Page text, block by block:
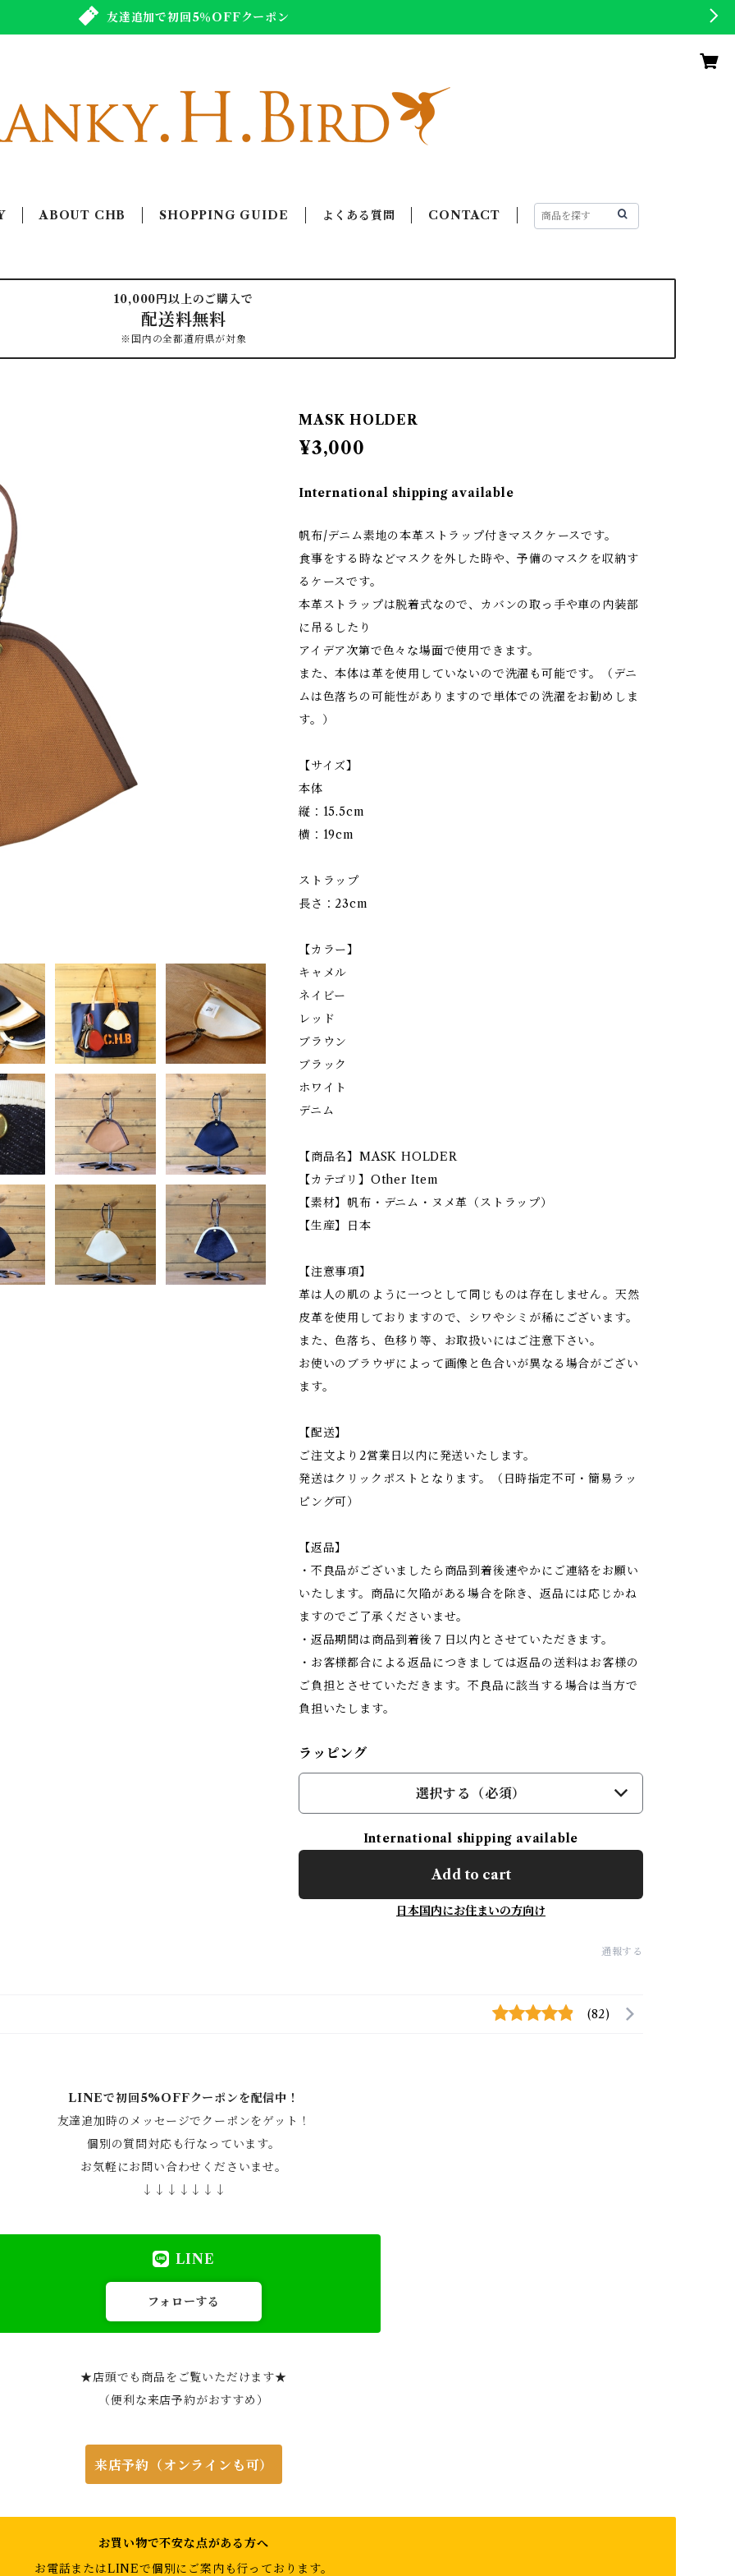
友達追加で初回5％OFFクーポン
ABOUT CHB SHOPPING GUIDE よくある質問 CONTACT
10,000円以上のご購入で
配送料無料
※国内の全都道府県が対象
MASK HOLDER
¥3,000
International shipping available
帆布/デニム素地の本革ストラップ付きマスクケースです。
食事をする時などマスクを外した時や、予備のマスクを収納す
るケースです。
本革ストラップは脱着式なので、カバンの取っ手や車の内装部
に吊るしたり
アイデア次第で色々な場面で使用できます。
また、本体は革を使用していないので洗濯も可能です。（デニ
ムは色落ちの可能性がありますので単体での洗濯をお勧めしま
す。）
【サイズ】
本体
縦：15.5cm
横：19cm
ストラップ
長さ：23cm
【カラー】
キャメル
ネイビー
レッド
ブラウン
ブラック
ホワイト
デニム
【商品名】MASK HOLDER
【カテゴリ】Other Item
【素材】帆布・デニム・ヌメ革（ストラップ）
【生産】日本
【注意事項】
革は人の肌のように一つとして同じものは存在しません。天然
皮革を使用しておりますので、シワやシミが稀にございます。
また、色落ち、色移り等、お取扱いにはご注意下さい。
お使いのブラウザによって画像と色合いが異なる場合がござい
ます。
【配送】
ご注文より2営業日以内に発送いたします。
発送はクリックポストとなります。（日時指定不可・簡易ラッ
ピング可）
【返品】
・不良品がございましたら商品到着後速やかにご連絡をお願い
いたします。商品に欠陥がある場合を除き、返品には応じかね
ますのでご了承くださいませ。
・返品期間は商品到着後７日以内とさせていただきます。
・お客様都合による返品につきましては返品の送料はお客様の
ご負担とさせていただきます。不良品に該当する場合は当方で
負担いたします。
ラッピング
選択する（必須）
International shipping available
Add to cart
日本国内にお住まいの方向け
通報する
(82)
LINEで初回5%OFFクーポンを配信中！
友達追加時のメッセージでクーポンをゲット！
個別の質問対応も行なっています。
お気軽にお問い合わせくださいませ。
↓↓↓↓↓↓↓
LINE
フォローする
★店頭でも商品をご覧いただけます★
（便利な来店予約がおすすめ）
来店予約（オンラインも可）
お買い物で不安な点がある方へ
お電話またはLINEで個別にご案内も行っております。